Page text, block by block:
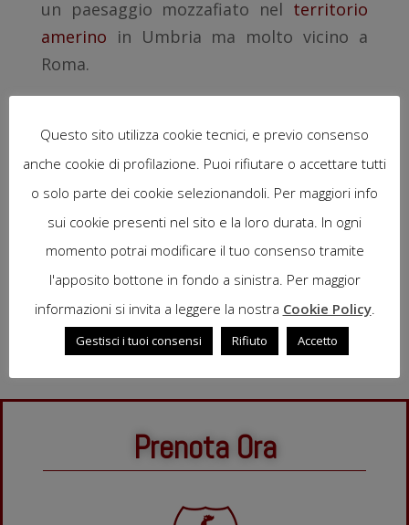
un paesaggio mozzafiato nel territorio
amerino in Umbria ma molto vicino a
Roma.
per un breve periodo come per un
weekend all’insegna della pace, storia,
natura e gastronomia. La vicinanza da
Roma, circa 80 km, affittare una nostra
camera & suite, può essere la soluzione
ideale per visitare l’intero territorio
umbro.
Prenota Ora
Questo sito utilizza cookie tecnici, e previo consenso
anche cookie di profilazione. Puoi rifiutare o accettare tutti
o solo parte dei cookie selezionandoli. Per maggiori info
sui cookie presenti nel sito e la loro durata. In ogni
momento potrai modificare il tuo consenso tramite
l'apposito bottone in fondo a sinistra. Per maggior
informazioni si invita a leggere la nostra Cookie Policy.
Gestisci i tuoi consensi Rifiuto Accetto